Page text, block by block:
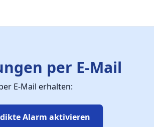
per E-Mail
E-Mail erhalten:
Alarm aktivieren